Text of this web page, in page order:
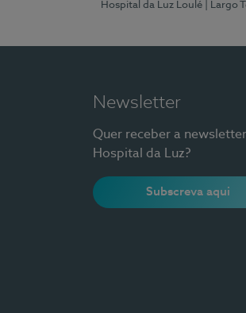
Hospital da Luz Loulé | Largo
Newsletter
Quer receber a
Hospital da Luz?
Subscreva aqui